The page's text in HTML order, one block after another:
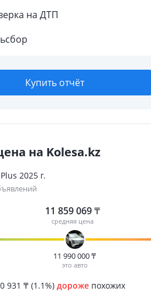
на ДТП
Купить отчёт
на Kolesa.kz
2025 г.
11 859 069₸
средняя цена
11 990 000₸
это авто
931 ₸ (1.1%) дороже похожих